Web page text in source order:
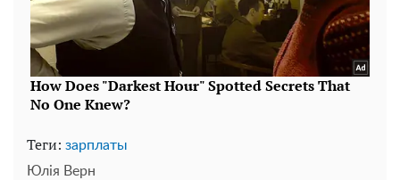
Теги: зарплаты
Юлія Верн